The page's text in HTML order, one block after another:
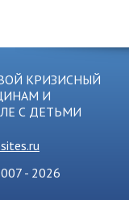
КРИЗИСНЫЙ
И
С ДЕТЬМИ
- 2026